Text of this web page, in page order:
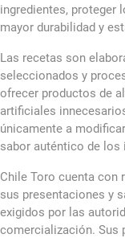
ingredientes, proteger
mayor durabilidad y
Las recetas son
seleccionados y
ofrecer productos de
artificiales
únicamente a
sabor auténtico de los
Chile Toro cuenta con
sus presentaciones y
exigidos por las
comercialización. Sus